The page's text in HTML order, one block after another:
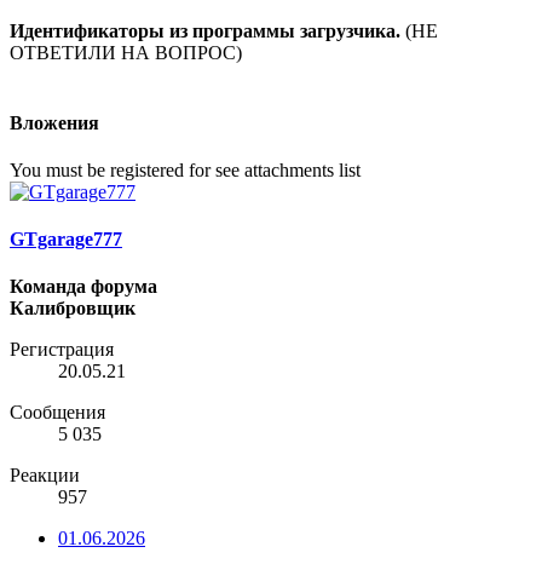
Идентификаторы из программы загрузчика. (НЕ
ОТВЕТИЛИ НА ВОПРОС)
Вложения
You must be registered for see attachments list
GTgarage777
Команда форума
Калибровщик
Регистрация
20.05.21
Сообщения
5 035
Реакции
957
01.06.2026